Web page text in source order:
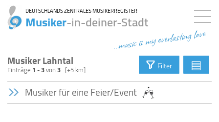
DEUTSCHLANDS ZENTRALES MUSIKERREGISTER
Musiker-in-deiner-Stadt
...music is my everlasting love
Musiker Lahntal
Einträge 1 - 3von3 [+5 km] Filter ▤
Musiker für eine Feier/Event